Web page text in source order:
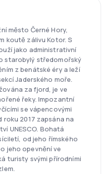
město Černé Hory,
koutě zálivu Kotor. S
jako administrativní
starobylý středomořský
z benátské éry a leží
Jaderského moře.
za fjord, je ve
řeky. Impozantní
se vápencovými
roku 2017 zapsána na
UNESCO. Bohatá
od jeho římského
jeho opevnění ve
turisty svými přírodními